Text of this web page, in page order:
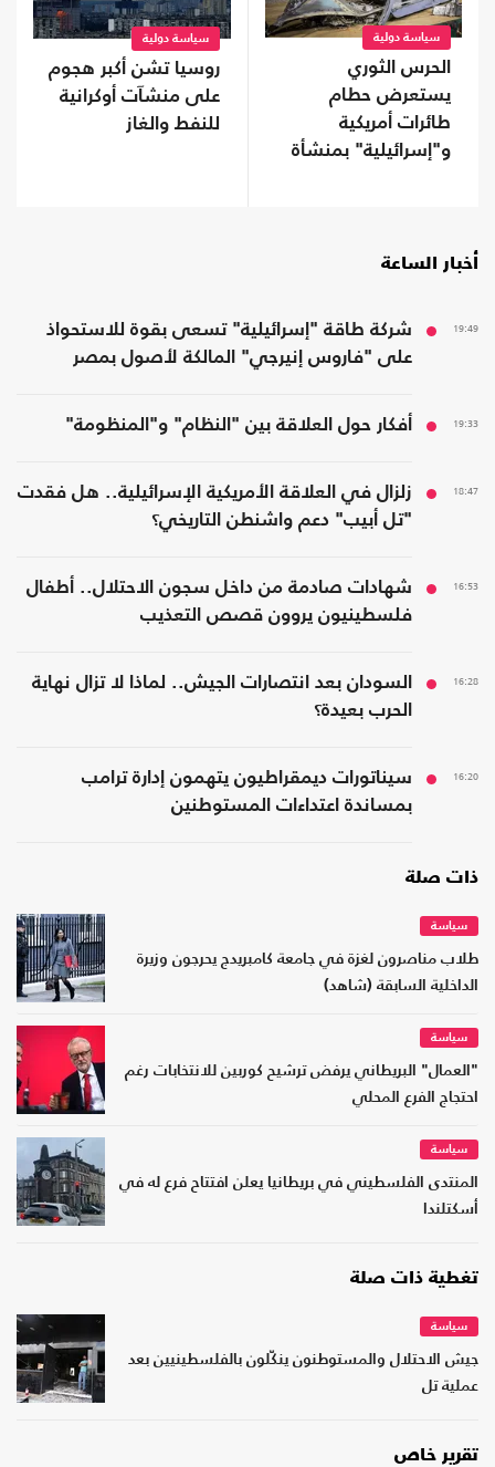
سياسة دولية
الحرس الثوري
يستعرض حطام
طائرات أمريكية
و"إسرائيلية" بمنشأة
سياسة دولية
روسيا تشن أكبر هجوم
على منشآت أوكرانية
للنفط والغاز
أخبار الساعة
19:49
شركة طاقة "إسرائيلية" تسعى بقوة للاستحواذ
على "فاروس إنيرجي" المالكة لأصول بمصر
19:33 أفكار حول العلاقة بين "النظام" و"المنظومة"
18:47
زلزال في العلاقة الأمريكية الإسرائيلية.. هل فقدت
"تل أبيب" دعم واشنطن التاريخي؟
16:53
شهادات صادمة من داخل سجون الاحتلال.. أطفال
فلسطينيون يروون قصص التعذيب
16:28
السودان بعد انتصارات الجيش.. لماذا لا تزال نهاية
الحرب بعيدة؟
16:20
سيناتورات ديمقراطيون يتهمون إدارة ترامب
بمساندة اعتداءات المستوطنين
ذات صلة
سياسة
طلاب مناصرون لغزة في جامعة كامبريدج يحرجون وزيرة
الداخلية السابقة (شاهد)
سياسة
"العمال" البريطاني يرفض ترشيح كوربين للانتخابات رغم
احتجاج الفرع المحلي
سياسة
المنتدى الفلسطيني في بريطانيا يعلن افتتاح فرع له في
أسكتلندا
تغطية ذات صلة
سياسة
جيش الاحتلال والمستوطنون ينكّلون بالفلسطينيين بعد
عملية تل
تقرير خاص